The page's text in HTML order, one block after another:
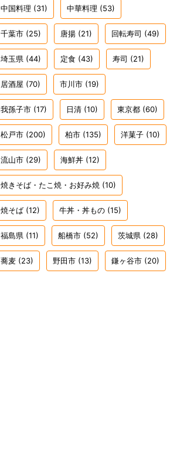
中国料理 (31) 中華料理 (53)
千葉市 (25) 唐揚 (21) 回転寿司 (49)
埼玉県 (44) 定食 (43) 寿司 (21)
居酒屋 (70) 市川市 (19)
我孫子市 (17) 日清 (10) 東京都 (60)
松戸市 (200) 柏市 (135) 洋菓子 (10)
流山市 (29) 海鮮丼 (12)
焼きそば・たこ焼・お好み焼 (10)
焼そば (12) 牛丼・丼もの (15)
福島県 (11) 船橋市 (52) 茨城県 (28)
蕎麦 (23) 野田市 (13) 鎌ヶ谷市 (20)